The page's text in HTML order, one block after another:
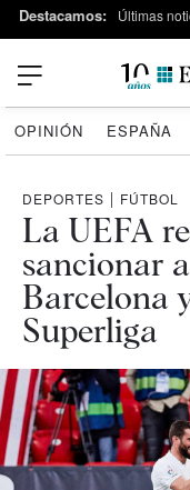
Destacamos: Últimas
OPINIÓN ESPAÑA
DEPORTES | FÚTBOL
La UEFA
sancionar
Barcelona
Superliga